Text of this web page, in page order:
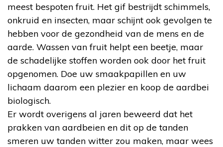
meest bespoten fruit. Het gif bestrijdt schimmels,
onkruid en insecten, maar schijnt ook gevolgen te
hebben voor de gezondheid van de mens en de
aarde. Wassen van fruit helpt een beetje, maar
de schadelijke stoffen worden ook door het fruit
opgenomen. Doe uw smaakpapillen en uw
lichaam daarom een plezier en koop de aardbei
biologisch.
Er wordt overigens al jaren beweerd dat het
prakken van aardbeien en dit op de tanden
smeren uw tanden witter zou maken, maar wees